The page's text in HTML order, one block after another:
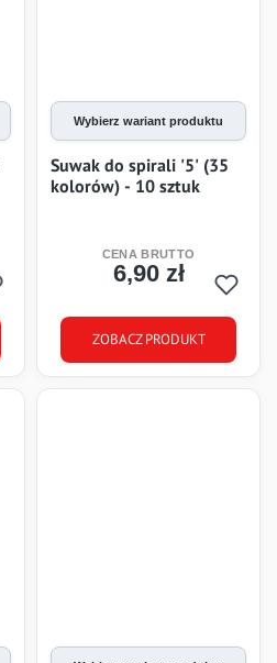
Wybierz wariant produktu
Suwak do spirali '5' (35
kolorów) - 10 sztuk
Cena
6,90 zł
ZOBACZ PRODUKT